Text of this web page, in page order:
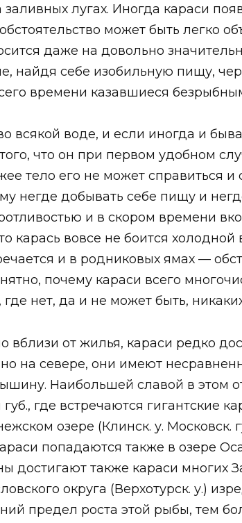
лугах. Иногда караси
может быть легко
даже на довольно
найдя себе изобильную пищу,
времени казавшиеся
всякой воде, и если иногда и
что он при первом удобном
тело его не может справиться
негде добывать себе пищу и
и в скором времени
карась вовсе не боится
и в родниковых ямах —
почему караси всего
нет, да и не может быть,
вблизи от жилья, караси редко
на севере, они имеют
Наибольшей славой в этом
где встречаются гигантские
озере (Клинск. у. Московск.
попадаются также в озере
достигают также караси многих
округа (Верхотурск. у.)
предел роста этой рыбы, тем